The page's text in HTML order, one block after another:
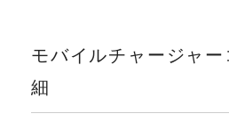
モバイルチャージャ
細